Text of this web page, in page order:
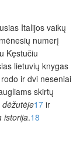
Italijos vaikų
numerį
Kęstučiu
lietuvių knygas
ir dvi neseniai
skirtų
17 ir
istorija.18